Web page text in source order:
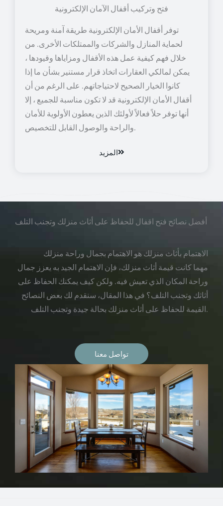
توفر أقفال الأمان الإلكترونية طريقة آمنة ومريحة
لحماية المنازل والشركات والممتلكات الأخرى. من
خلال فهم كيفية عمل هذه الأقفال ومزاياها وقيودها ،
يمكن لمالكي العقارات اتخاذ قرار مستنير بشأن ما إذا
كانوا الخيار الصحيح لاحتياجاتهم. على الرغم من أن
أقفال الأمان الإلكترونية قد لا تكون مناسبة للجميع ، إلا
أنها توفر حلاً فعالاً لأولئك الذين يعطون الأولوية للأمان
والراحة والوصول القابل للتخصيص.
المزيد
أفضل نصائح فتح اقفال للحفاظ على أثاث منزلك وتجنب التلف
الاهتمام بأثاث منزلك هو الاهتمام بجمال وراحة منزلك
مهما كانت قيمة أثاث منزلك، فإن الاهتمام الجيد به يعزز جمال
وراحة المكان الذي تعيش فيه. ولكن كيف يمكنك الحفاظ على
أثاثك وتجنب التلف؟ في هذا المقال، سنقدم لك بعض النصائح
القيمة للحفاظ على أثاث منزلك بحالة جيدة وتجنب التلف.
تواصل معنا